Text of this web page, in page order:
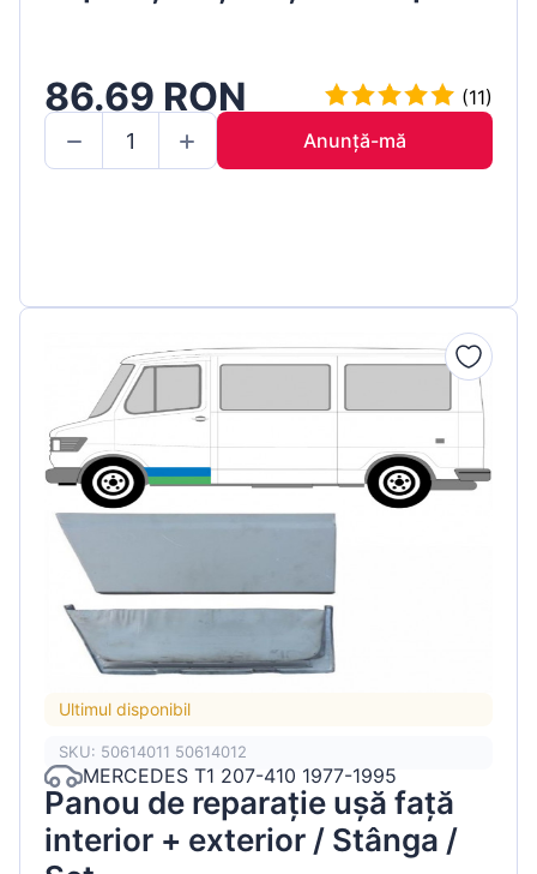
86.69 RON
(11)
Anunță-mă
Ultimul disponibil
SKU: 50614011 50614012
MERCEDES T1 207-410 1977-1995
Panou de reparație ușă față
interior + exterior / Stânga /